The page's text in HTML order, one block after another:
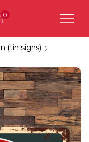
0
(tin signs)